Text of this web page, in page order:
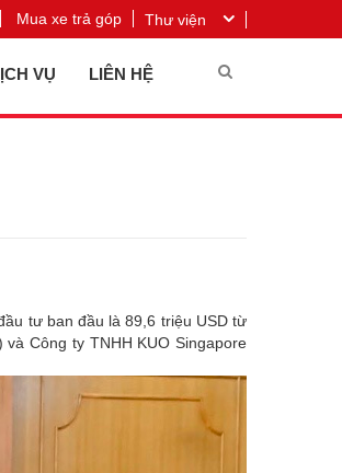
Thư viện
Mua xe trả góp
VỤ LIÊN HỆ
tư ban đầu là 89,6 triệu USD từ
Công ty TNHH KUO Singapore